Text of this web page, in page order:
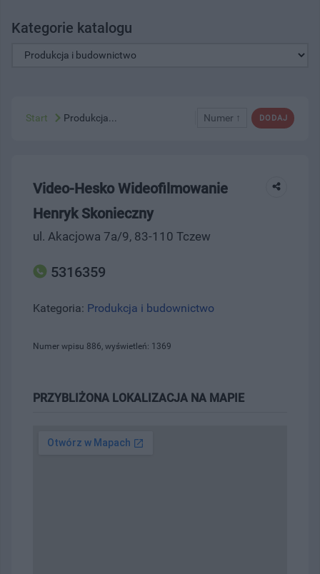
Kategorie katalogu
DODAJ
Numer ↑
Start Produkcja...
Video-Hesko Wideofilmowanie
Henryk Skonieczny
ul. Akacjowa 7a/9, 83-110 Tczew
5316359
Kategoria: Produkcja i budownictwo
Numer wpisu 886, wyświetleń: 1369
PRZYBLIŻONA LOKALIZACJA NA MAPIE